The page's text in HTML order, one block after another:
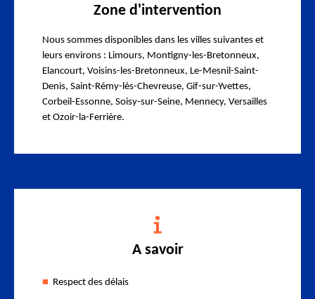
Zone d'intervention
Nous sommes disponibles dans les villes suivantes et
leurs environs : Limours, Montigny-les-Bretonneux,
Elancourt, Voisins-les-Bretonneux, Le-Mesnil-Saint-
Denis, Saint-Rémy-lès-Chevreuse, Gif-sur-Yvettes,
Corbeil-Essonne, Soisy-sur-Seine, Mennecy, Versailles
et Ozoir-la-Ferrière.
A savoir
Respect des délais